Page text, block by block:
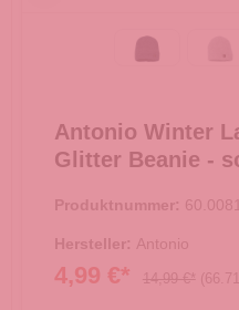
grau
Antonio Winter
Glitter Beanie -
Produktnummer:
Hersteller: Antonio
4,99 €* 14,99 €*